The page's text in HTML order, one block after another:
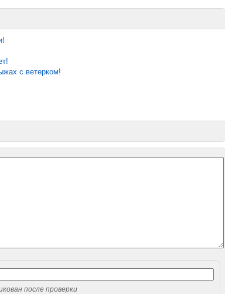
с ветерком!
после проверки